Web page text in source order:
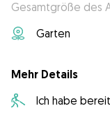
Gesamtgröße des
Garten
Mehr Details
Ich habe